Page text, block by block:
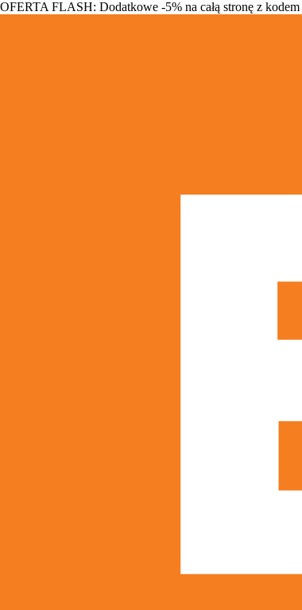
OFERTA FLASH: Dodatkowe -5% na całą stronę z kodem